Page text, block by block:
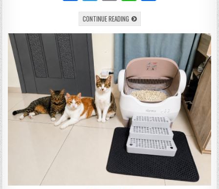
a
c
e
b
o
k
w
it
r
m
ai
l
n
e
CONTINUE READING[美
味
別
錯
過！
老
孫
水
出
隱
藏
版
新
品，
在
家
輕
鬆
煮
出